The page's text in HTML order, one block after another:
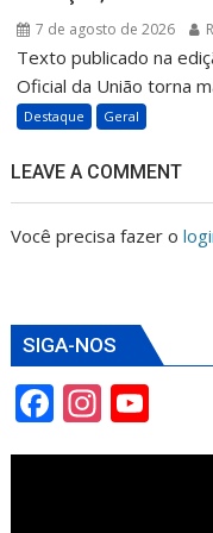
7 de agosto de 2026
Texto publicado na
Oficial da União torna
Destaque Geral
LEAVE A COMMENT
Você precisa fazer o
SIGA-NOS
F
ac
In
st o